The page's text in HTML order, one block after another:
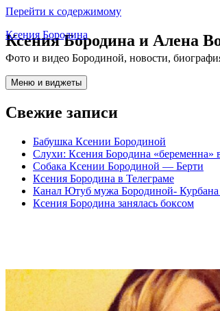
Перейти к содержимому
Ксения Бородина
Фото и видео Бородиной, новости,
Меню и виджеты
Свежие записи
Бабушка Ксении Бородиной
Слухи: Ксения Бородина «беременна»
Собака Ксении Бородиной — Берти
Ксения Бородина в Телеграме
Канал Ютуб мужа Бородиной-
Ксения Бородина занялась боксом
Ксения Бородина и Алена